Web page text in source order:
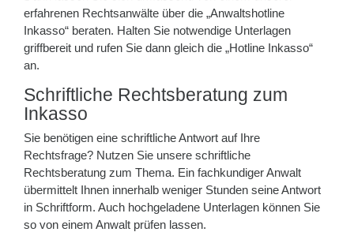
erfahrenen Rechtsanwälte über die „Anwaltshotline
Inkasso“ beraten. Halten Sie notwendige Unterlagen
griffbereit und rufen Sie dann gleich die „Hotline Inkasso“
an.
Schriftliche Rechtsberatung zum
Inkasso
Sie benötigen eine schriftliche Antwort auf Ihre
Rechtsfrage? Nutzen Sie unsere schriftliche
Rechtsberatung zum Thema. Ein fachkundiger Anwalt
übermittelt Ihnen innerhalb weniger Stunden seine Antwort
in Schriftform. Auch hochgeladene Unterlagen können Sie
so von einem Anwalt prüfen lassen.